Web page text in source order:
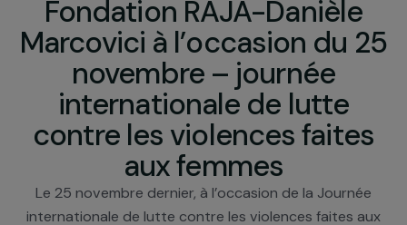
Fondation RAJA-Danièle
Marcovici à l’occasion du
novembre – journée
internationale de lutte
contre les violences
aux femmes